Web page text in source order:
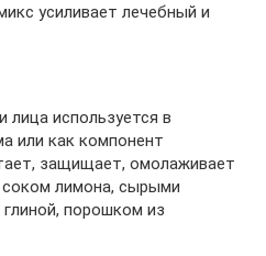
усиливает лечебный и
используется в
или как компонент
защищает, омолаживает
лимона, сырыми
порошком из